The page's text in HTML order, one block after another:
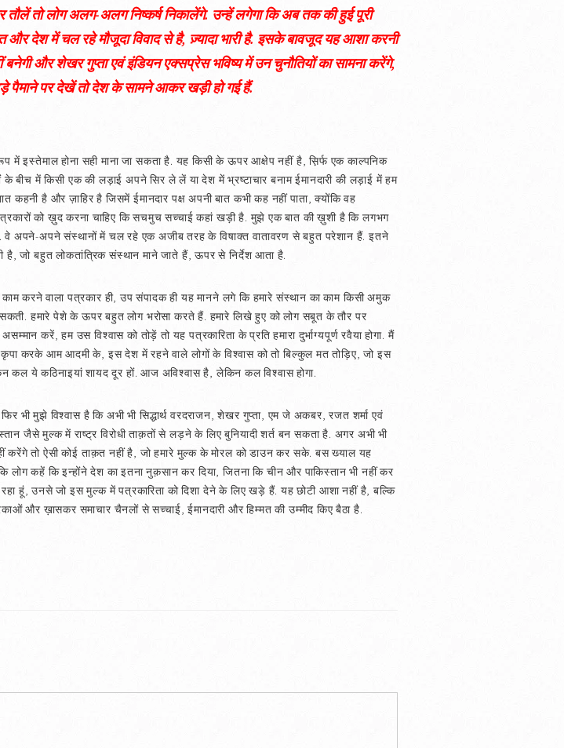
तो लोग अलग-अलग निष्कर्ष निकालेंगे. उन्हें लगेगा कि अब तक की हुई पूरी
और देश में चल रहे मौजूदा विवाद से है, ज़्यादा भारी है. इसके बावजूद यह आशा करनी
और शेखर गुप्ता एवं इंडियन एक्सप्रेस भविष्य में उन चुनौतियों का सामना करेंगे,
पैमाने पर देखें तो देश के सामने आकर खड़ी हो गई हैं.
में इस्तेमाल होना सही माना जा सकता है. यह किसी के ऊपर आक्षेप नहीं है, स़िर्फ एक काल्पनिक
के बीच में किसी एक की लड़ाई अपने सिर ले लें या देश में भ्रष्टाचार बनाम ईमानदारी की लड़ाई में हम
कहनी है और ज़ाहिर है जिसमें ईमानदार पक्ष अपनी बात कभी कह नहीं पाता, क्योंकि वह
को ख़ुद करना चाहिए कि सचमुच सच्चाई कहां खड़ी है. मुझे एक बात की ख़ुशी है कि लगभग
अपने संस्थानों में चल रहे एक अजीब तरह के विषाक्त वातावरण से बहुत परेशान हैं. इतने
है, जो बहुत लोकतांत्रिक संस्थान माने जाते हैं, ऊपर से निर्देश आता है.
करने वाला पत्रकार ही, उप संपादक ही यह मानने लगे कि हमारे संस्थान का काम किसी अमुक
सकती. हमारे पेशे के ऊपर बहुत लोग भरोसा करते हैं. हमारे लिखे हुए को लोग सबूत के तौर पर
करें, हम उस विश्वास को तोड़ें तो यह पत्रकारिता के प्रति हमारा दुर्भाग्यपूर्ण रवैया होगा. मैं
करके आम आदमी के, इस देश में रहने वाले लोगों के विश्वास को तो बिल्कुल मत तोड़िए, जो इस
ये कठिनाइयां शायद दूर हों. आज अविश्वास है, लेकिन कल विश्वास होगा.
भी मुझे विश्वास है कि अभी भी सिद्धार्थ वरदराजन, शेखर गुप्ता, एम जे अकबर, रजत शर्मा एवं
जैसे मुल्क में राष्ट्र विरोधी ताक़तों से लड़ने के लिए बुनियादी शर्त बन सकता है. अगर अभी भी
तो ऐसी कोई ताक़त नहीं है, जो हमारे मुल्क के मोरल को डाउन कर सके. बस ख्याल यह
कहें कि इन्होंने देश का इतना नुक़सान कर दिया, जितना कि चीन और पाकिस्तान भी नहीं कर
हूं, उनसे जो इस मुल्क में पत्रकारिता को दिशा देने के लिए खड़े हैं. यह छोटी आशा नहीं है, बल्कि
और ख़ासकर समाचार चैनलों से सच्चाई, ईमानदारी और हिम्मत की उम्मीद किए बैठा है.